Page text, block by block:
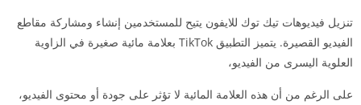
تنزيل فيديوهات تيك توك للايفون يتيح للمستخدمين إنشاء ومشاركة مقاطع
الفيديو القصيرة. يتميز التطبيق TikTok بعلامة مائية صغيرة في الزاوية
العلوية اليسرى من الفيديو،
على الرغم من أن هذه العلامة المائية لا تؤثر على جودة أو محتوى الفيديو،